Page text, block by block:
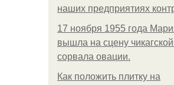
наших предприятиях
17 ноября 1955 года
вышла на сцену
сорвала овации.
Как положить плитку на